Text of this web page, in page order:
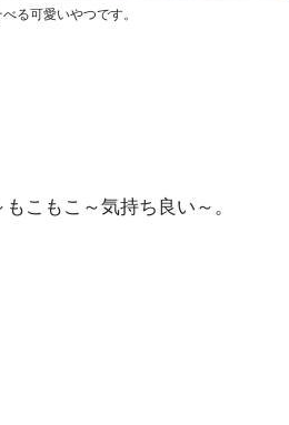
る可愛いやつです。
こもこ～気持ち良い～。